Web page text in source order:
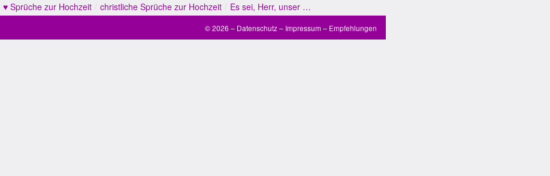
♥ Sprüche zur Hochzeit / christliche Sprüche zur Hochzeit / Es sei, Herr, unser …
© 2026 – Datenschutz– Impressum – Empfehlungen